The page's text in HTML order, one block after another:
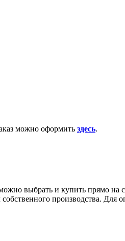
можно оформить здесь.
выбрать и купить прямо на
производства. Для